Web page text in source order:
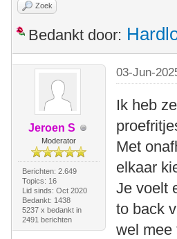
Zoek
Bedankt door:
Jeroen S
Moderator
Berichten: 2.649
Topics: 16
Lid sinds: Oct 2020
Bedankt: 1438
5237 x bedankt in
2491 berichten
03-Jun-
Ik heb
Met
elkaar
Je voelt
to back
wel mee